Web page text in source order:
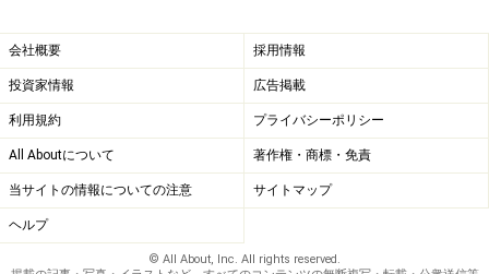
会社概要 採用情報
投資家情報 広告掲載
利用規約 プライバシーポリシー
All Aboutについて 著作権・商標・免責
当サイトの情報についての注意 サイトマップ
ヘルプ
© All About, Inc. All rights reserved.